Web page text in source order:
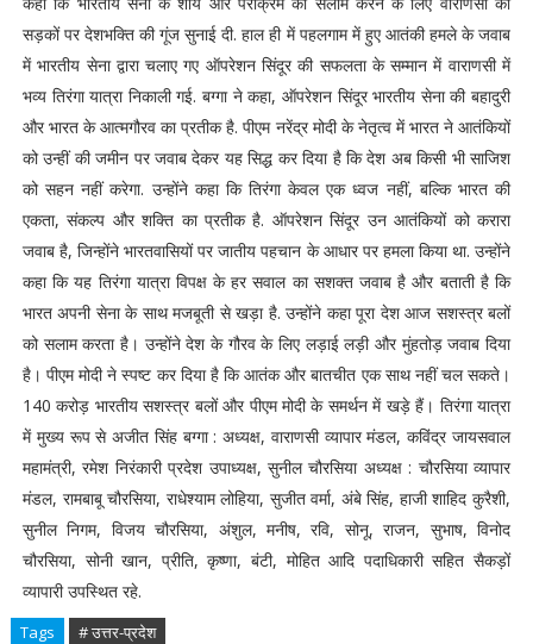
सड़कों पर देशभक्ति की गूंज सुनाई दी. हाल ही में पहलगाम में हुए आतंकी हमले के जवाब
में भारतीय सेना द्वारा चलाए गए ऑपरेशन सिंदूर की सफलता के सम्मान में वाराणसी में
भव्य तिरंगा यात्रा निकाली गई. बग्गा ने कहा, ऑपरेशन सिंदूर भारतीय सेना की बहादुरी
और भारत के आत्मगौरव का प्रतीक है. पीएम नरेंद्र मोदी के नेतृत्व में भारत ने आतंकियों
को उन्हीं की जमीन पर जवाब देकर यह सिद्ध कर दिया है कि देश अब किसी भी साजिश
को सहन नहीं करेगा. उन्होंने कहा कि तिरंगा केवल एक ध्वज नहीं, बल्कि भारत की
एकता, संकल्प और शक्ति का प्रतीक है. ऑपरेशन सिंदूर उन आतंकियों को करारा
जवाब है, जिन्होंने भारतवासियों पर जातीय पहचान के आधार पर हमला किया था. उन्होंने
कहा कि यह तिरंगा यात्रा विपक्ष के हर सवाल का सशक्त जवाब है और बताती है कि
भारत अपनी सेना के साथ मजबूती से खड़ा है. उन्होंने कहा पूरा देश आज सशस्त्र बलों
को सलाम करता है। उन्होंने देश के गौरव के लिए लड़ाई लड़ी और मुंहतोड़ जवाब दिया
है। पीएम मोदी ने स्पष्ट कर दिया है कि आतंक और बातचीत एक साथ नहीं चल सकते।
140 करोड़ भारतीय सशस्त्र बलों और पीएम मोदी के समर्थन में खड़े हैं। तिरंगा यात्रा
में मुख्य रूप से अजीत सिंह बग्गा : अध्यक्ष, वाराणसी व्यापार मंडल, कविंद्र जायसवाल
महामंत्री, रमेश निरंकारी प्रदेश उपाध्यक्ष, सुनील चौरसिया अध्यक्ष : चौरसिया व्यापार
मंडल, रामबाबू चौरसिया, राधेश्याम लोहिया, सुजीत वर्मा, अंबे सिंह, हाजी शाहिद कुरैशी,
सुनील निगम, विजय चौरसिया, अंशुल, मनीष, रवि, सोनू, राजन, सुभाष, विनोद
चौरसिया, सोनी खान, प्रीति, कृष्णा, बंटी, मोहित आदि पदाधिकारी सहित सैकड़ों
व्यापारी उपस्थित रहे.
Tags # उत्तर-प्रदेश